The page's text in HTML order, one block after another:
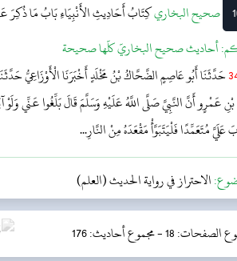
‌‌صحيح البخاريكِتَابُ أَحَادِيثِ الأَنْبِيَاءِبَابُ مَا ذُكِرَ
أحاديث صحيح البخاريّ كلّها صحيحة
حَدَّثَنَا أَبُو عَاصِمٍ الضَّحَّاكُ بْنُ مَخْلَدٍ أَخْبَرَنَا الْأَوْزَاعِيُّ
بْنِ عَمْرٍو أَنَّ النَّبِيَّ صَلَّى اللَّهُ عَلَيْهِ وَسَلَّمَ قَالَ بَلِّغُوا عَنِّي
مُتَعَمِّدًا فَلْيَتَبَوَّأْ مَقْعَدَهُ مِنْ النَّارِ...
الاحتراز في رواية الحديث (العلم)
الصفحات: 18 - مجموع أحاديث: 176